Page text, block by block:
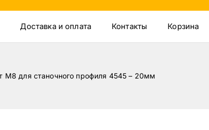
Доставка и оплата Контакты Корзина
М8 для станочного профиля 4545 – 20мм